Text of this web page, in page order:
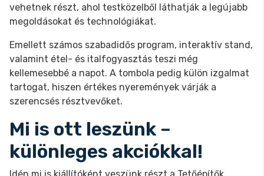
vehetnek részt, ahol testközelből láthatják a legújabb
megoldásokat és technológiákat.
Emellett számos szabadidős program, interaktív stand,
valamint étel- és italfogyasztás teszi még
kellemesebbé a napot. A tombola pedig külön izgalmat
tartogat, hiszen értékes nyeremények várják a
szerencsés résztvevőket.
Mi is ott leszünk –
különleges akciókkal!